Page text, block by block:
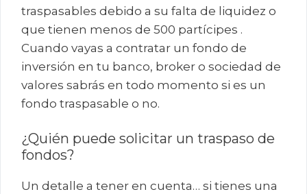
traspasables debido a su falta de liquidez o
que tienen menos de 500 partícipes .
Cuando vayas a contratar un fondo de
inversión en tu banco, broker o sociedad de
valores sabrás en todo momento si es un
fondo traspasable o no.
¿Quién puede solicitar un traspaso de
fondos?
Un detalle a tener en cuenta… si tienes una